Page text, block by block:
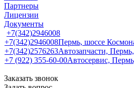
Партнеры
Лицензии
Документы
+7(342)2946008
+7(342)2946008Пермь, шоссе
+7(342)2576263Автозапчасти,
+7 (922) 355-60-00Автосервис,
Заказать звонок